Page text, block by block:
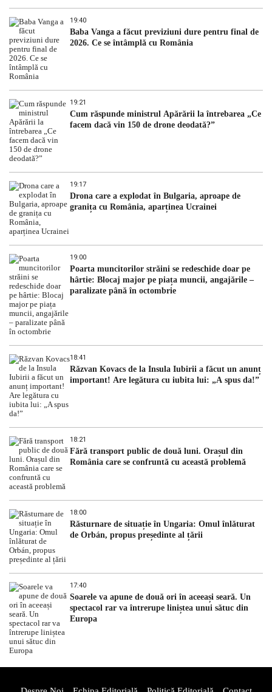
19:40
Baba Vanga a făcut previziuni dure pentru final de
2026. Ce se întâmplă cu România
19:21
Cum răspunde ministrul Apărării la întrebarea „Ce
facem dacă vin 150 de drone deodată?”
19:17
Drona care a explodat în Bulgaria, aproape de
granița cu România, aparținea Ucrainei
19:00
Poarta muncitorilor străini se redeschide doar pe
hârtie: Blocaj major pe piața muncii, angajările –
paralizate până în octombrie
18:41
Răzvan Kovacs de la Insula Iubirii a făcut un anunț
important! Are legătura cu iubita lui: „A spus da!”
18:21
Fără transport public de două luni. Orașul din
România care se confruntă cu această problemă
18:00
Răsturnare de situație în Ungaria: Omul înlăturat
de Orbán, propus președinte al țării
17:40
Soarele va apune de două ori în aceeași seară. Un
spectacol rar va întrerupe liniștea unui sătuc din
Europa